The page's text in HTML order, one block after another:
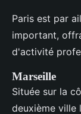
Paris est par
important,
d'activité
Marseille
Située sur la
deuxième ville